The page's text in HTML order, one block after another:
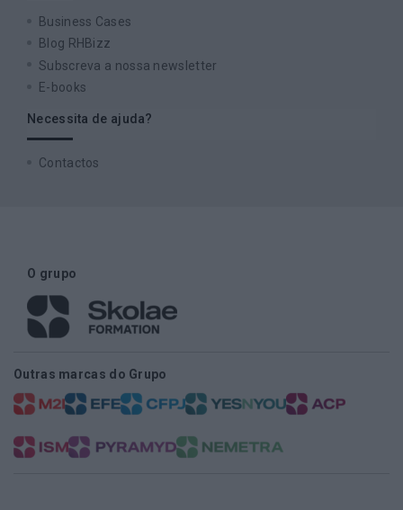
Business Cases
Blog RHBizz
Subscreva a nossa newsletter
E-books
Necessita de ajuda?
Contactos
O grupo
Outras marcas do Grupo